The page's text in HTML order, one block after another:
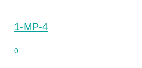
1-MP-4
0